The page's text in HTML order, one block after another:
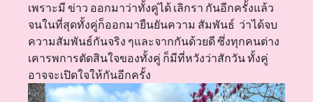
เพราะมี ข่าว ออกมาว่าทั้งคู่ได้ เลิกรา กันอีกครั้งแล้ว
จนในที่สุดทั้งคู่ก็ออกมายืนยันความ สัมพันธ์ ว่าได้จบ
ความสัมพันธ์กันจริง ๆและจากกันด้วยดี ซึ่งทุกคนต่าง
เคารพการตัดสินใจของทั้งคู่ ก็มีที่หวังว่าสักวัน ทั้งคู่
อาจจะเปิดใจให้กันอีกครั้ง